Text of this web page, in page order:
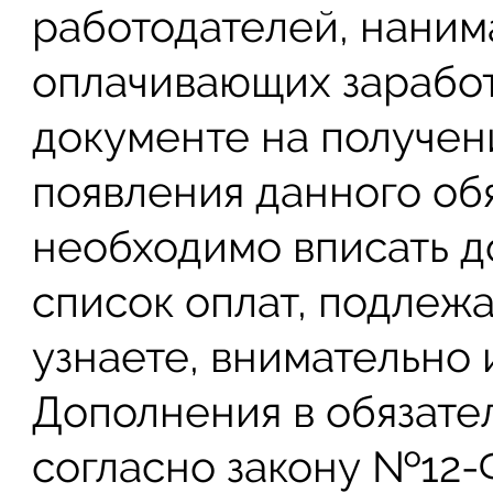
работодателей,
оплачивающих
документе на
появления данного
необходимо вписать
список оплат,
узнаете, внимательно
Дополнения в
согласно закону №12-